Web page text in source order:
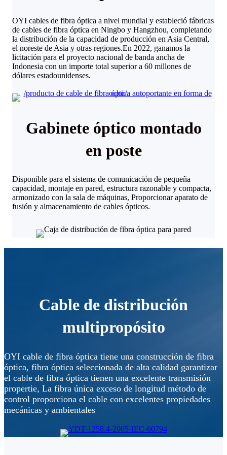
OYI cables de fibra óptica a nivel mundial y estableció fábricas
de cables de fibra óptica en Ningbo y Hangzhou, completando
la distribución de la capacidad de producción en Asia Central,
el noreste de Asia y otras regiones.En 2022, ganamos la
licitación para el proyecto nacional de banda ancha de
Indonesia con un importe total superior a 60 millones de
dólares estadounidenses.
Gabinete óptico montado
en poste
Disponible para el sistema de comunicación de pequeña
capacidad, montaje en pared, estructura razonable y compacta,
armonizado con la sala de máquinas, Proporcionar aparato de
fusión y almacenamiento de cables ópticos.
Cable de distribución
multipropósito
OYI cable de fibra óptica tiene una construcción de fibra
óptica, fibra óptica seleccionada de alta calidad garantizar
el cable de fibra óptica tienen una excelente transmisión
propertie, La fibra única exceso de longitud método de
control proporciona el cable con excelentes propiedades
mecánicas y ambientales